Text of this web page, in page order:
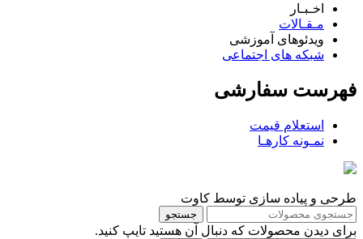
اخـبـار
مـقـالات
ویدئوهای آموزشی
شبکه های اجتماعی
فهرست سفارشی
استعلام قیمت
نمـونه کارهـا
طرحی و پیاده سازی توسط کاوت
جستجو
برای دیدن محصولات که دنبال آن هستید تایپ کنید.